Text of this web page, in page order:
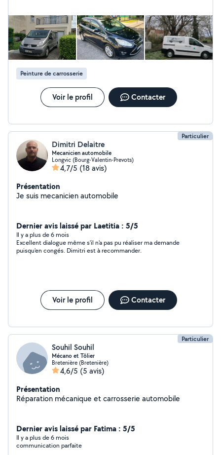
nous souhaitons vous apporter le meilleur rapport
qualité prix dans ce domaine
Peinture de carrosserie
Voir le profil Contacter
Particulier
Dimitri Delaitre
Mecanicien automobile
Longvic (Bourg-Valentin-Prevots)
4,7/5 (18 avis)
Présentation
Je suis mecanicien automobile
Dernier avis laissé par Laetitia : 5/5
Il y a plus de 6 mois
Excellent dialogue même s'il n'a pas pu réaliser ma demande
puisqu'en congés. Dimitri est à recommander.
Voir le profil Contacter
Particulier
Souhil Souhil
Mécano et Tôlier
Bretenière (Bretenière)
4,6/5 (5 avis)
Présentation
Réparation mécanique et carrosserie automobile
Dernier avis laissé par Fatima : 5/5
Il y a plus de 6 mois
communication parfaite